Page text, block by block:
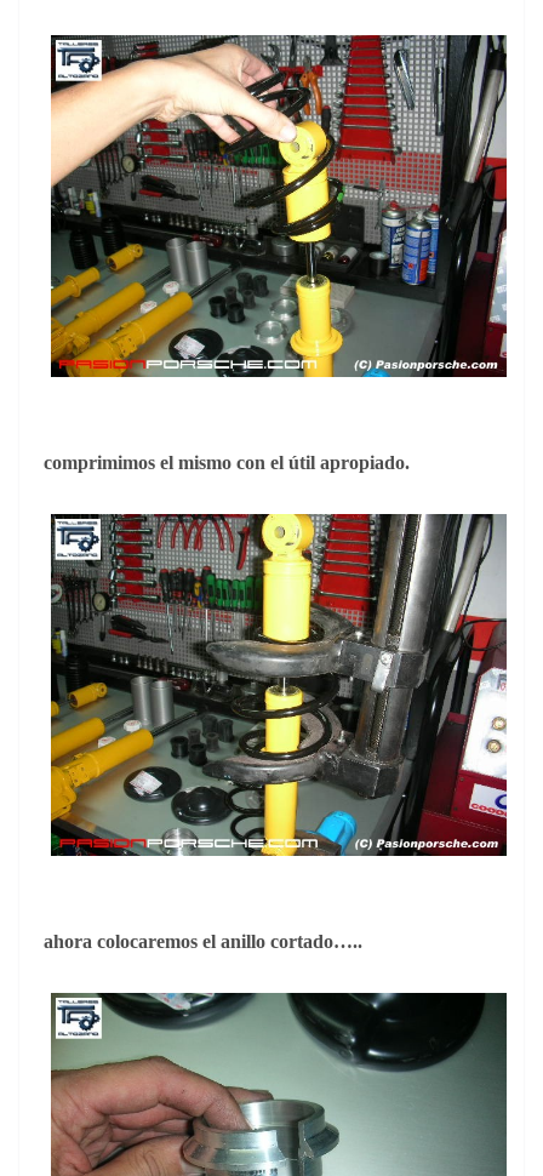
comprimimos el mismo con el útil apropiado.
ahora colocaremos el anillo cortado…..